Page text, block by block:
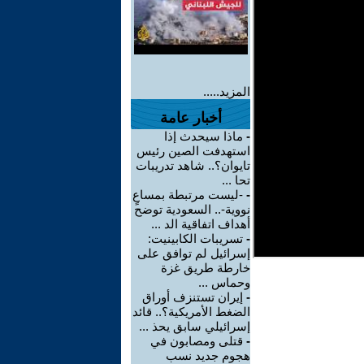
المزيد.....
أخبار عامة
- ماذا سيحدث إذا
استهدفت الصين رئيس
تايوان؟.. شاهد تدريبات
تحا ...
- -ليست مرتبطة بمساعٍ
نووية-.. السعودية توضح
أهداف اتفاقية الد ...
- تسريبات الكابينيت:
إسرائيل لم توافق على
خارطة طريق غزة
وحماس ...
- إيران تستنزف أوراق
الضغط الأمريكية؟.. قائد
إسرائيلي سابق يحذ ...
- قتلى ومصابون في
هجوم جديد نسب